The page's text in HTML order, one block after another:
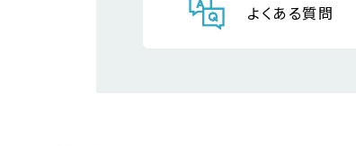
よくある質問